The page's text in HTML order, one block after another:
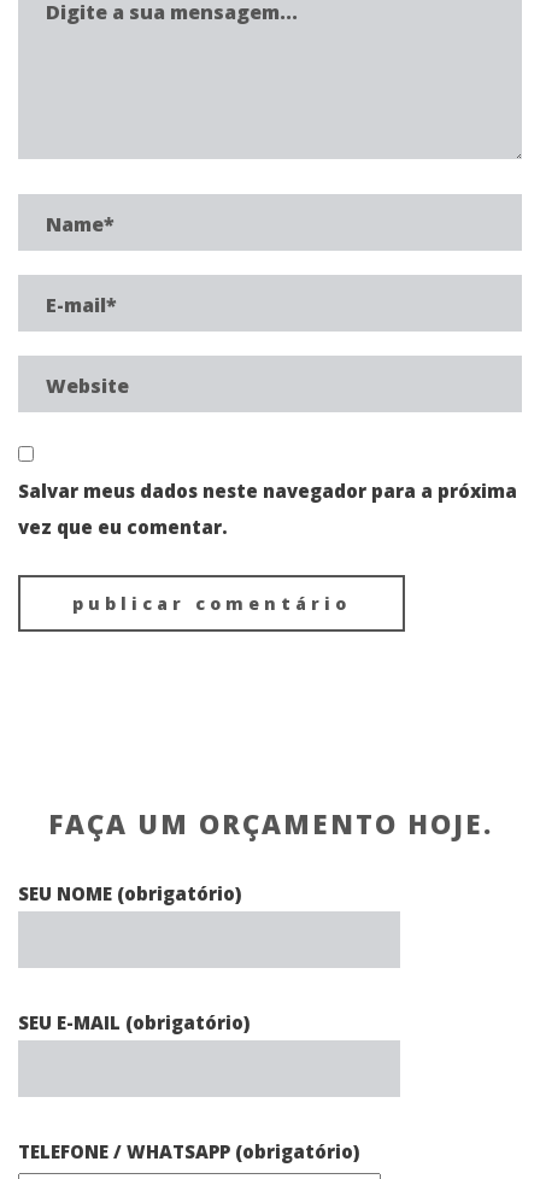
Salvar meus dados neste navegador para a próxima
vez que eu comentar.
FAÇA UM ORÇAMENTO HOJE.
SEU NOME (obrigatório)
SEU E-MAIL (obrigatório)
TELEFONE / WHATSAPP (obrigatório)